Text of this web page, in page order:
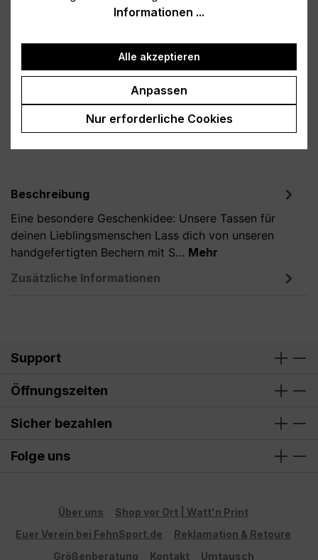
weiß
schwarz grau rosa lila
Produkt Anzahl: Gib den gewünschten
In den Warenkorb
Produktnummer:T800154-02
Beschreibung
Eine besondere Geschenkidee: Unsere Tassen für
deinen Lieblingsmenschen Lass dich von unseren
handgefertigten Bechern mit S… Mehr
Zusätzliche Informationen
Support
Öffnungszeiten
Sicher bezahlen
Folge uns
Über uns
Shop vor Ort | Watt'n Print
Euer Verein bei FehnSport.de
Reklamation & Retoure
Größenberatung
Kontakt Umtausch
Informationen ...
Alle akzeptieren
Anpassen
Nur erforderliche Cookies